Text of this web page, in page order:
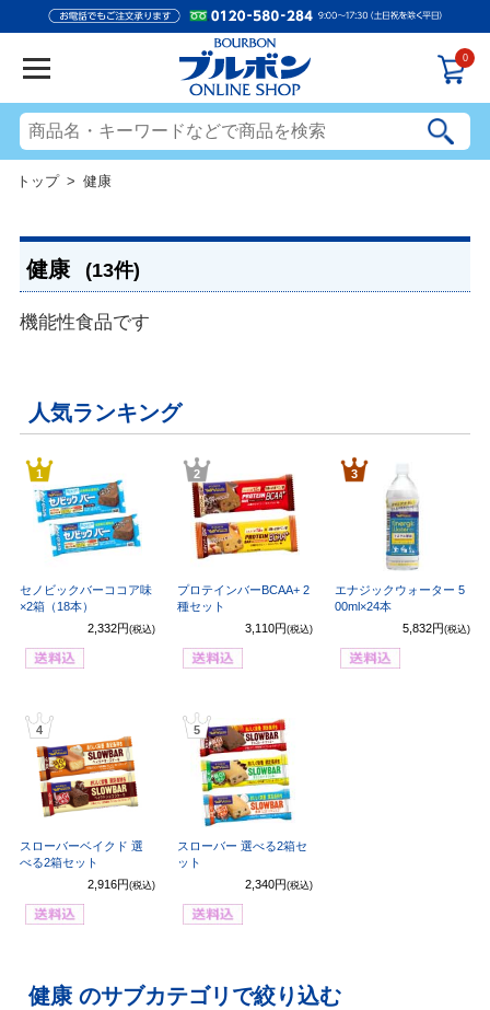
0
トップ> 健康
健康 (13件)
機能性食品です
人気ランキング
1
セノビックバーココア味
×2箱（18本）
2,332円 (税込)
2
プロテインバーBCAA+ 2
種セット
3,110円 (税込)
3
エナジックウォーター 5
00ml×24本
5,832円(税込)
4
スローバーベイクド 選
べる2箱セット
2,916円 (税込)
5
スローバー 選べる2箱セ
ット
2,340円 (税込)
健康 のサブカテゴリで絞り込む